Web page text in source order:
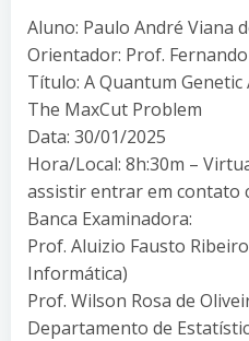
Aluno: Paulo André Viana
Orientador: Prof.
Título: A Quantum
The MaxCut Problem
Data: 30/01/2025
Hora/Local: 8h:30m –
assistir entrar em contato
Banca Examinadora:
Prof. Aluizio Fausto
Informática)
Prof. Wilson Rosa de
Departamento de